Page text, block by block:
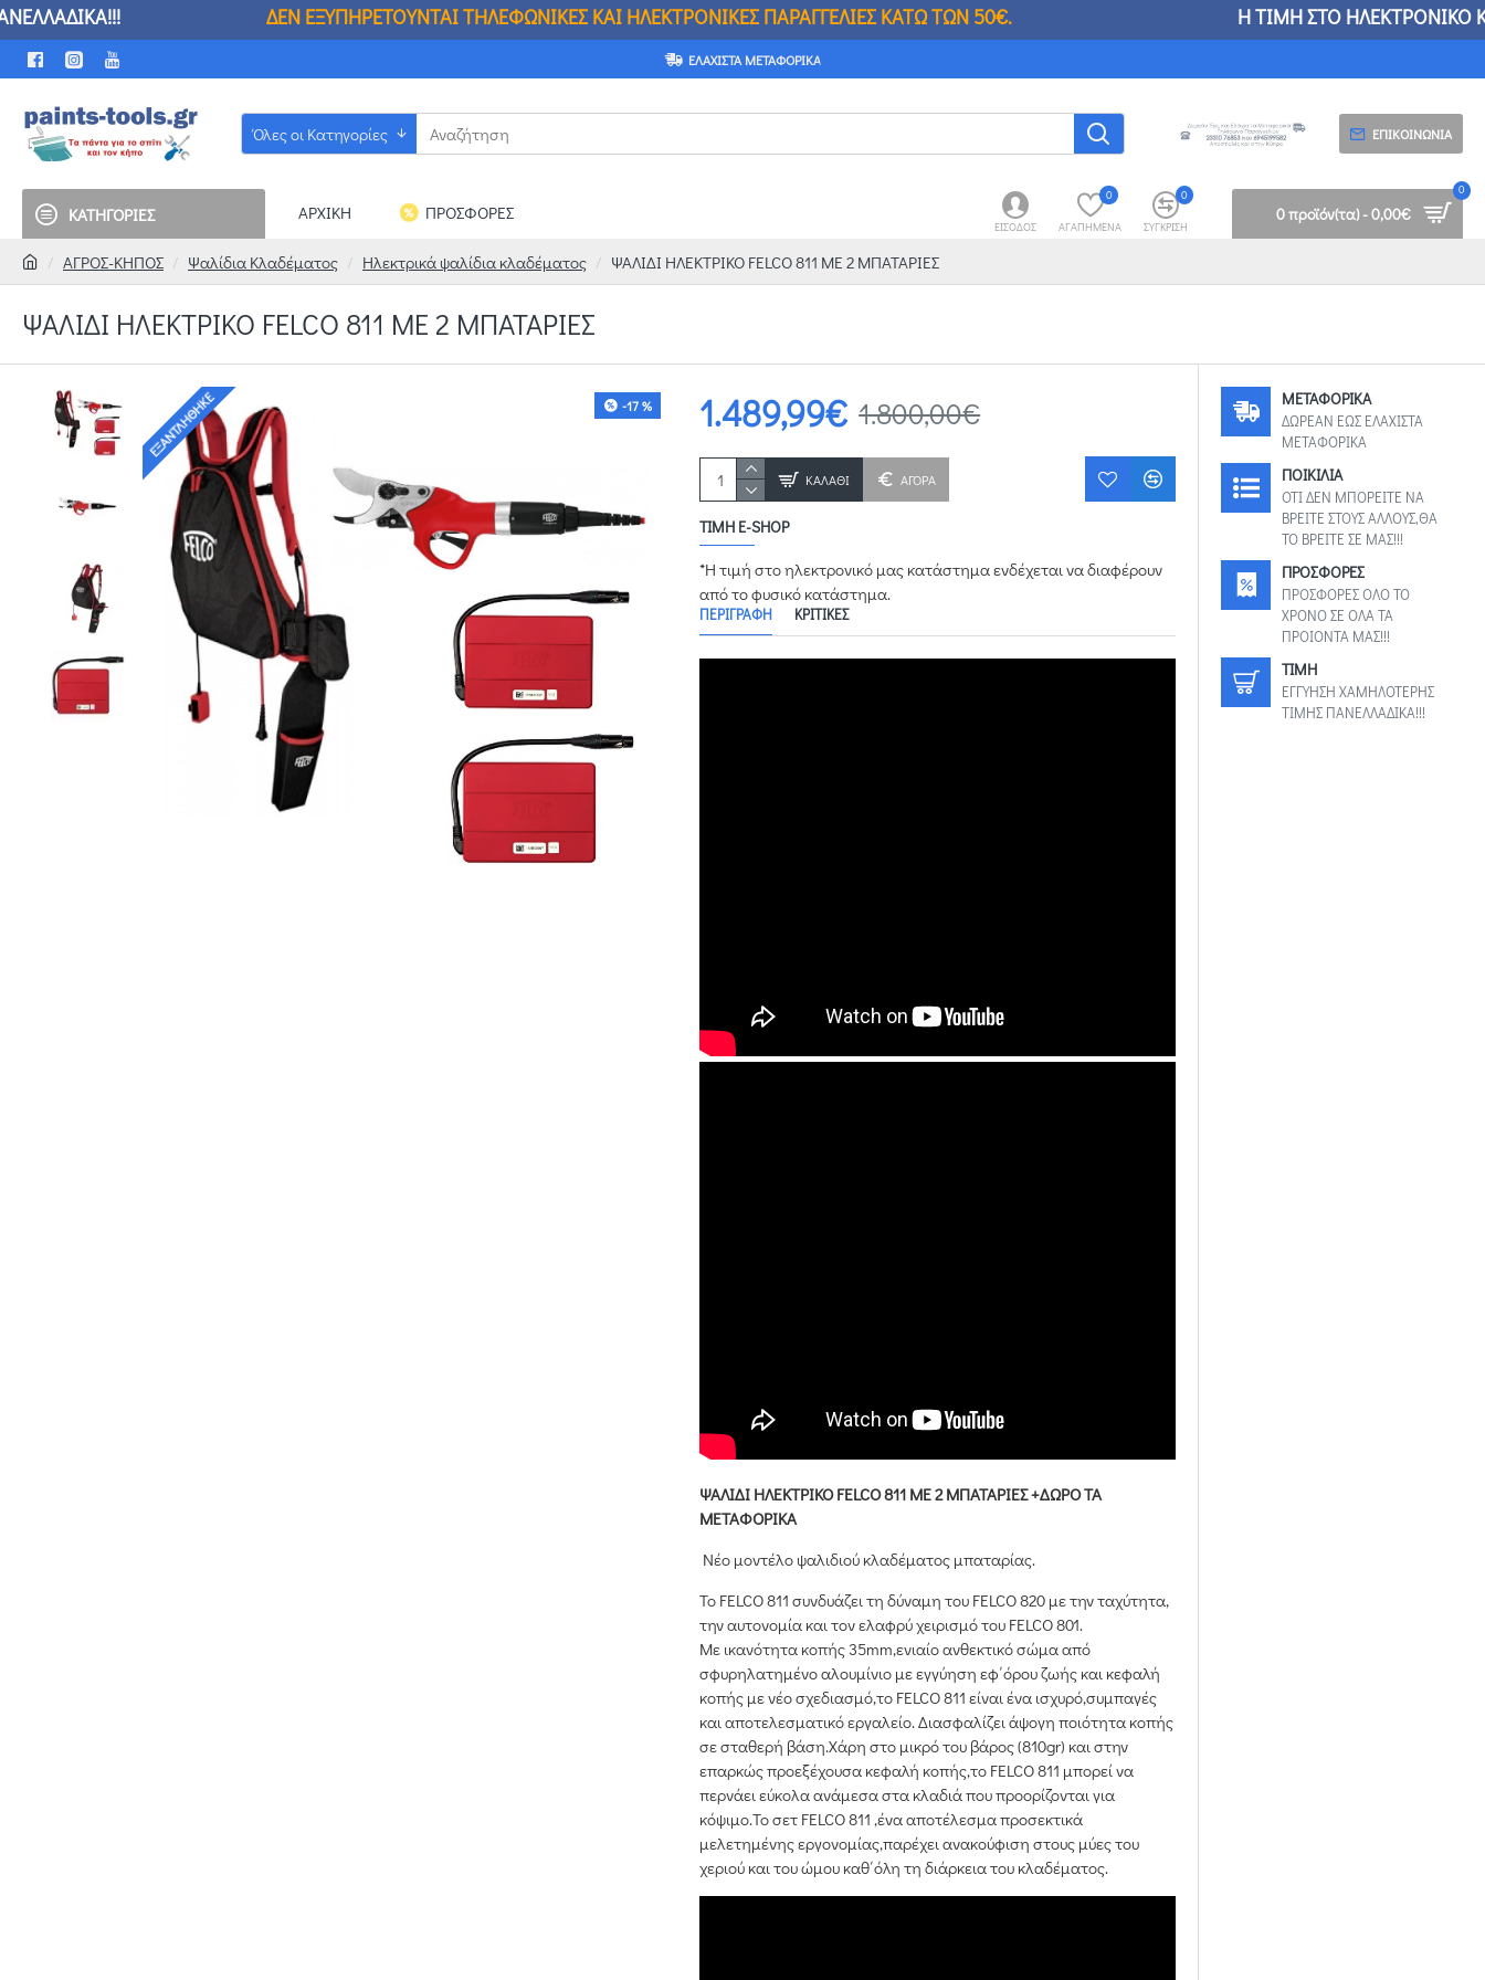
ΤΗΛΕΦΩΝΙΚΕΣ ΚΑΙ ΗΛΕΚΤΡΟΝΙΚΕΣ ΠΑΡΑΓΓΕΛΙΕΣ ΚΑΤΩ ΤΩΝ 50€.Η ΤΙΜΗ ΣΤΟ ΗΛΕΚΤΡΟΝΙΚΟ ΚΑΤΑΣΤΗΜΑ ΕΝΔΕΧΕΤΑΙ ΝΑ
ΕΛΆΧΙΣΤΑ ΜΕΤΑΦΟΡΙΚΆ
Όλες οι Κατηγορίες ΕΠΙΚΟΙΝΩΝΊΑ
ΚΑΤΗΓΟΡΙΕΣ ΑΡΧΙΚΗ ΠΡΟΣΦΟΡΕΣ
ΕΊΣΟΔΟΣ ΑΓΑΠΗΜΈΝΑ
0
ΣΎΓΚΡΙΣΗ
0
0 προϊόν(τα) - 0,00€
0
ΑΓΡΟΣ-ΚΗΠΟΣ Ψαλίδια Κλαδέματος Ηλεκτρικά ψαλίδια κλαδέματος ΨΑΛΙΔΙ ΗΛΕΚΤΡΙΚΟ FELCO 811 ΜΕ 2 ΜΠΑΤΑΡΙΕΣ
ΨΑΛΙΔΙ ΗΛΕΚΤΡΙΚΟ FELCO 811 ΜΕ 2 ΜΠΑΤΑΡΙΕΣ
-17 %
ΕΞΑΝΤΛΉΘΗΚΕ
ΤΙΜΉ E-SHOP
*Η τιμή στο ηλεκτρονικό μας κατάστημα ενδέχεται να διαφέρουν
από το φυσικό κατάστημα.
ΠΕΡΙΓΡΑΦΉ ΚΡΙΤΙΚΈΣ
ΨΑΛΙΔΙ ΗΛΕΚΤΡΙΚΟ FELCO 811 ΜΕ 2 ΜΠΑΤΑΡΙΕΣ +ΔΩΡΟ ΤΑ
ΜΕΤΑΦΟΡΙΚΑ
Νέο μοντέλο ψαλιδιού κλαδέματος μπαταρίας.
Το FELCO 811 συνδυάζει τη δύναμη του FELCO 820 με την ταχύτητα,
την αυτονομία και τον ελαφρύ χειρισμό του FELCO 801.
Με ικανότητα κοπής 35mm,ενιαίο ανθεκτικό σώμα από
σφυρηλατημένο αλουμίνιο με εγγύηση εφ΄όρου ζωής και κεφαλή
κοπής με νέο σχεδιασμό,το FELCO 811 είναι ένα ισχυρό,συμπαγές
και αποτελεσματικό εργαλείο. Διασφαλίζει άψογη ποιότητα κοπής
σε σταθερή βάση.Χάρη στο μικρό του βάρος (810gr) και στην
επαρκώς προεξέχουσα κεφαλή κοπής,το FELCO 811 μπορεί να
περνάει εύκολα ανάμεσα στα κλαδιά που προορίζονται για
κόψιμο.Το σετ FELCO 811 ,ένα αποτέλεσμα προσεκτικά
μελετημένης εργονομίας,παρέχει ανακούφιση στους μύες του
χεριού και του ώμου καθ΄όλη τη διάρκεια του κλαδέματος.
1.489,99€ 1.800,00€
ΚΑΛΆΘΙ ΑΓΟΡΑ
ΜΕΤΑΦΟΡΙΚΑ
ΔΩΡΕΑΝ ΕΩΣ ΕΛΑΧΙΣΤΑ
ΜΕΤΑΦΟΡΙΚΑ
ΠΟΙΚΙΛΙΑ
ΟΤΙ ΔΕΝ ΜΠΟΡΕΙΤΕ ΝΑ
ΒΡΕΙΤΕ ΣΤΟΥΣ ΑΛΛΟΥΣ,ΘΑ
ΤΟ ΒΡΕΙΤΕ ΣΕ ΜΑΣ!!!
ΠΡΟΣΦΟΡΕΣ
ΠΡΟΣΦΟΡΕΣ ΟΛΟ ΤΟ
ΧΡΟΝΟ ΣΕ ΟΛΑ ΤΑ
ΠΡΟΙΟΝΤΑ ΜΑΣ!!!
TIMH
ΕΓΓΥΗΣΗ ΧΑΜΗΛΟΤΕΡΗΣ
ΤΙΜΗΣ ΠΑΝΕΛΛΑΔΙΚΑ!!!